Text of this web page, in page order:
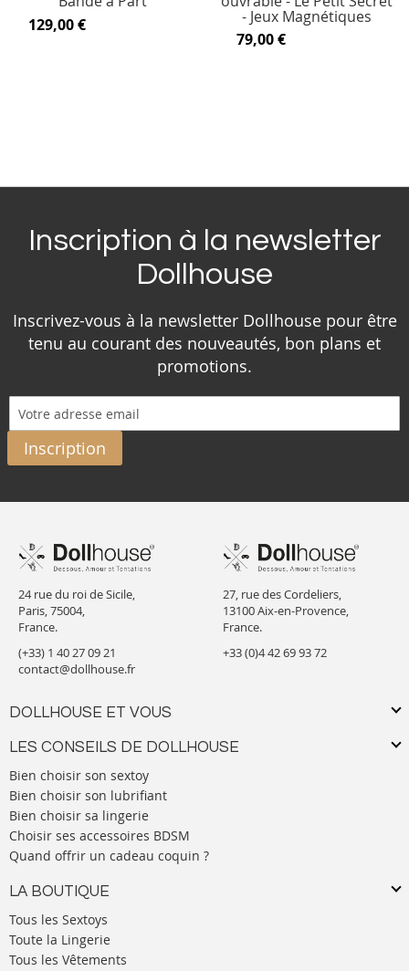
129,00 €
- Jeux Magnétiques
79,00 €
Inscription à la newsletter
Dollhouse
Inscrivez-vous à la newsletter Dollhouse pour être
tenu au courant des nouveautés, bon plans et
promotions.
Inscription
24 rue du roi de Sicile,
Paris, 75004,
France.
(+33) 1 40 27 09 21
contact@dollhouse.fr
DOLLHOUSE ET VOUS
LES CONSEILS DE DOLLHOUSE
Bien choisir son sextoy
Bien choisir son lubrifiant
Bien choisir sa lingerie
Choisir ses accessoires BDSM
Quand offrir un cadeau coquin ?
LA BOUTIQUE
Tous les Sextoys
Toute la Lingerie
Tous les Vêtements
27, rue des Cordeliers,
13100 Aix-en-Provence,
France.
+33 (0)4 42 69 93 72